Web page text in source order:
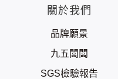
關於我們
品牌願景
九五闆闆
SGS檢驗報告